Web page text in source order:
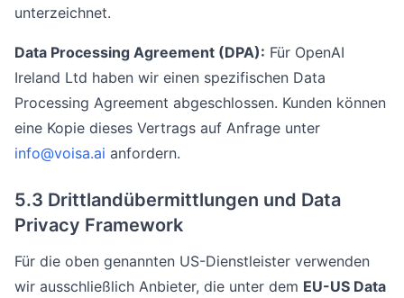
unterzeichnet.
Data Processing Agreement (DPA): Für OpenAI
Ireland Ltd haben wir einen spezifischen Data
Processing Agreement abgeschlossen. Kunden können
eine Kopie dieses Vertrags auf Anfrage unter
info@voisa.ai anfordern.
5.3 Drittlandübermittlungen und Data
Privacy Framework
Für die oben genannten US-Dienstleister verwenden
wir ausschließlich Anbieter, die unter dem EU-US Data